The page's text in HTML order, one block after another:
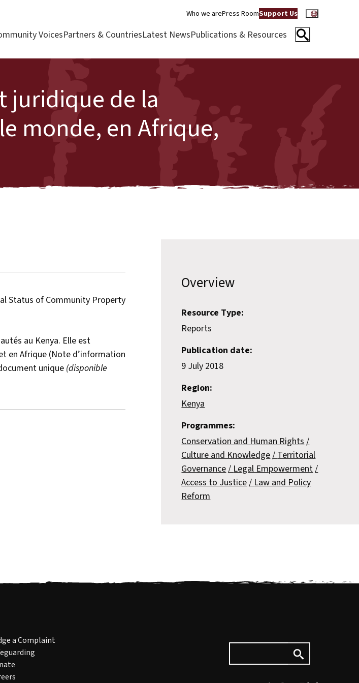
Who we arePress RoomSupport Us
VoicesPartners & CountriesLatest NewsPublications & Resources
juridique de la
monde, en Afrique,
au Kenya. Elle est
en Afrique (Note d’information
unique (disponible
Overview
Resource Type:
Reports
Publication date:
9 July 2018
Region:
Kenya
Programmes:
Conservation and Human Rights
Culture and Knowledge Territorial
Governance Legal Empowerment
Access to Justice Law and Policy
Reform
a Complaint